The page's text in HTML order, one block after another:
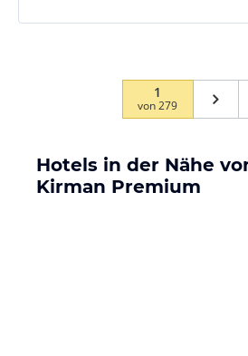
1
von279
Hotels in der Nähe
Kirman Premium